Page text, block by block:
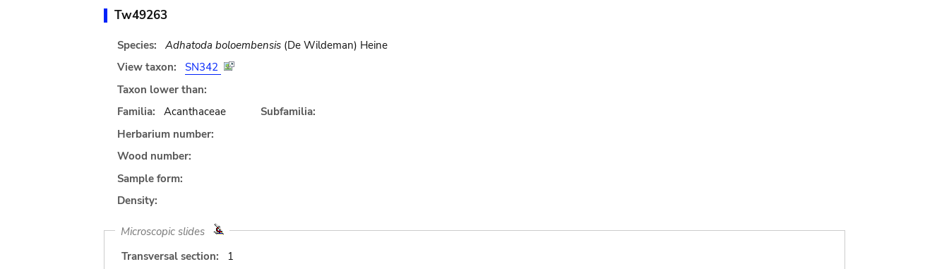
Tw49263
Species: Adhatoda boloembensis(De Wildeman) Heine
View taxon:
SN342
Taxon lower than:
Familia:
Acanthaceae
Subfamilia:
Herbarium number:
Wood number:
Sample form:
Density:
Microscopic slides
Transversal section:
1